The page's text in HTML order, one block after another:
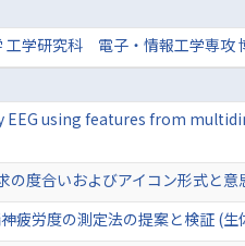
工学研究科 電子・情報工学専攻
using features from
の度合いおよびアイコン形式と
疲労度の測定法の提案と検証 (